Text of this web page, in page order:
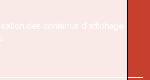
des contenus d'affichage